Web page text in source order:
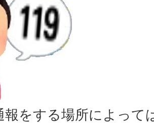
をする場所によって